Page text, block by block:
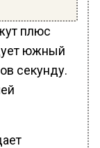
плюс
южный
секунду.